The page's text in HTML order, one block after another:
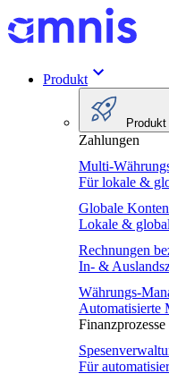
Produkt
Produkt
Zahlungen
Multi-
Für lokale &
Globale Konten
Lokale &
Rechnungen
In- &
Währungs-
Automatisierte
Finanzprozesse
Für